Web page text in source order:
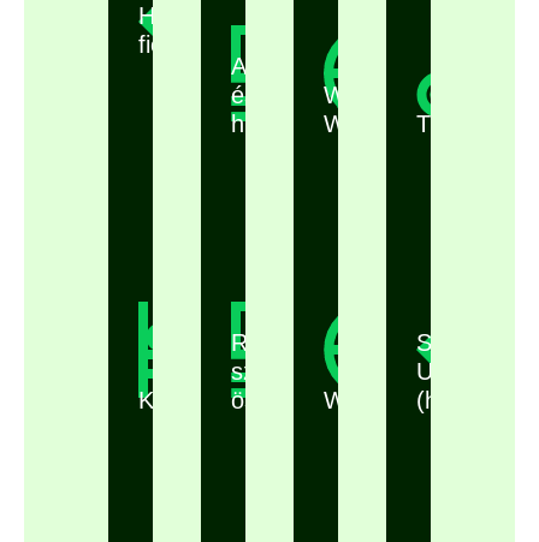
Hallgatói
fiókok
Adategyeztetés
és
hitelesítés
Welcome
Week
Kollégiumok
Rendszeres
szociális
ösztöndíjWebináriumok
Start-
U